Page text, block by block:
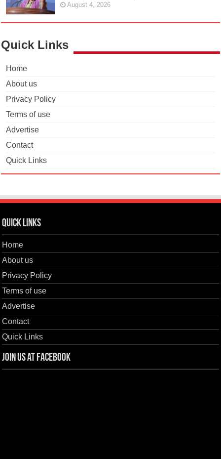
August 4, 2026
Quick Links
Home
About us
Privacy Policy
Terms of use
Advertise
Contact
Quick Links
Quick Links
Home
About us
Privacy Policy
Terms of use
Advertise
Contact
Quick Links
Join us at Facebook